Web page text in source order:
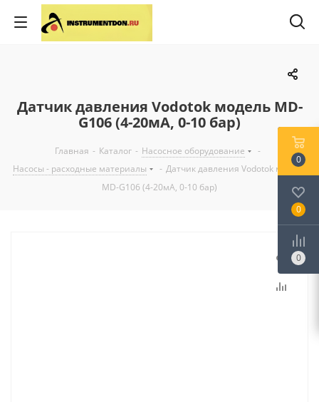
Датчик давления Vodotok модель MD-
G106 (4-20мА, 0-10 бар)
Главная - Каталог - Насосное оборудование
-
Насосы - расходные материалы
- Датчик давления Vodotok модель
MD-G106 (4-20мА, 0-10 бар)
0
0
0